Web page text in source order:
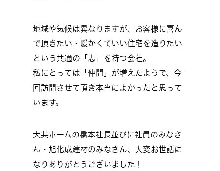
地域や気候は異なりますが、お客様に喜ん
で頂きたい・暖かくていい住宅を造りたい
という共通の「志」を持つ会社。
私にとっては「仲間」が増えたようで、今
回訪問させて頂き本当によかったと思って
います。
大共ホームの橋本社長並びに社員のみなさ
ん・旭化成建材のみなさん、大変お世話に
なりありがとうございました！